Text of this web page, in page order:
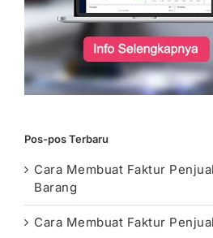
Pos-pos Terbaru
Cara Membuat Faktur
Barang
Cara Membuat Faktur